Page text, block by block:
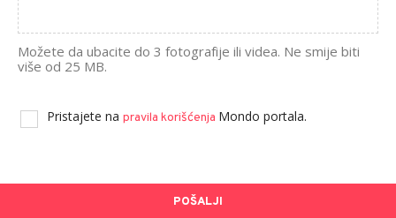
Možete da ubacite do 3 fotografije ili videa. Ne smije biti
više od 25 MB.
Pristajete na pravila korišćenja Mondo portala.
POŠALJI